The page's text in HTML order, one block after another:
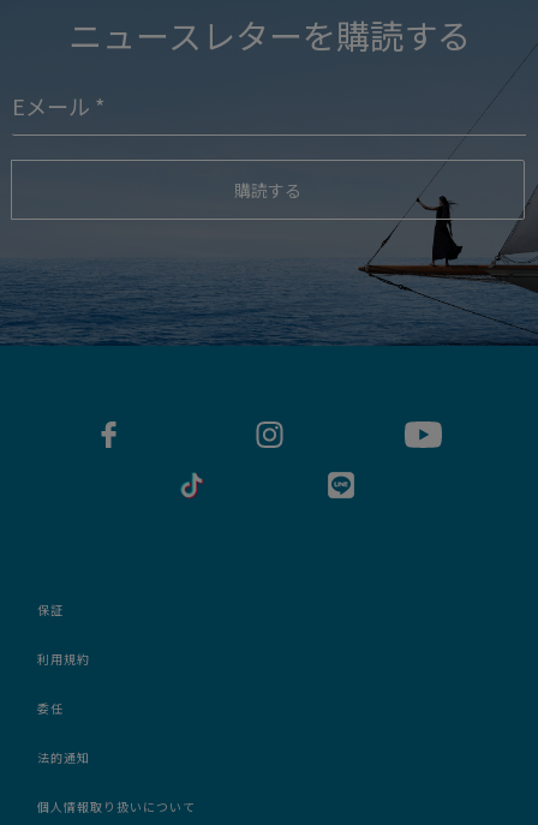
ニュースレターを購読する
購読する
保証
利用規約
委任
法的通知
個人情報取り扱いについて